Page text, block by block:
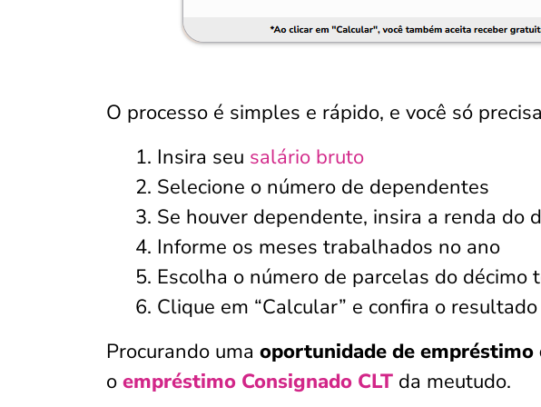
O processo é simples e rápido, e você só
Insira seu salário bruto
Selecione o número de dependentes
Se houver dependente, insira a renda do
Informe os meses trabalhados no ano
Escolha o número de parcelas do décimo
Clique em “Calcular” e confira o
Procurando uma oportunidade de
o empréstimo Consignado CLT da meutudo.